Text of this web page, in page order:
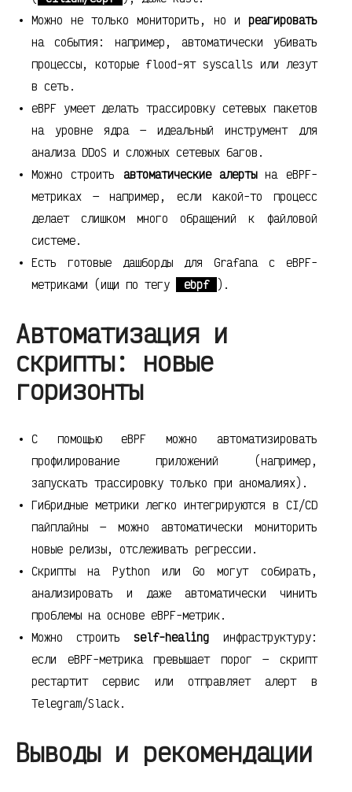
Можно не только мониторить, но и реагировать
на события: например, автоматически убивать
процессы, которые flood-ят syscalls или лезут
в сеть.
eBPF умеет делать трассировку сетевых пакетов
на уровне ядра — идеальный инструмент для
анализа DDoS и сложных сетевых багов.
Можно строить автоматические алертына eBPF-
метриках — например, если какой-то процесс
делает слишком много обращений к файловой
системе.
Есть готовые дашборды для Grafana с eBPF-
метриками (ищи по тегу
ebpf ).
Автоматизация и
скрипты: новые
горизонты
С помощью eBPF можно автоматизировать
профилирование приложений (например,
запускать трассировку только при аномалиях).
Гибридные метрики легко интегрируются в CI/CD
пайплайны — можно автоматически мониторить
новые релизы, отслеживать регрессии.
Скрипты на Python или Go могут собирать,
анализировать и даже автоматически чинить
проблемы на основе eBPF-метрик.
Можно строитьself-healing инфраструктуру:
если eBPF-метрика превышает порог — скрипт
рестартит сервис или отправляет алерт в
Telegram/Slack.
Выводы и рекомендации